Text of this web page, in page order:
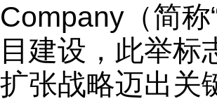
Company（简
目建设，此举标
扩张战略迈出关